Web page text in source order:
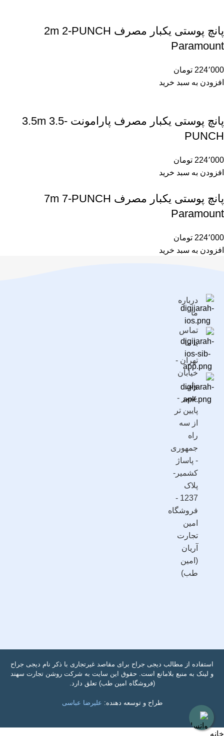
پانچ پوستی یکبار مصرف 2m 2-PUNCH
Paramount
224٬000 تومان
افزودن به سبد خرید
پانچ پوستی یکبار مصرف پارامونت 3.5m 3.5-
PUNCH
224٬000 تومان
افزودن به سبد خرید
پانچ پوستی یکبار مصرف 7m 7-PUNCH
Paramount
224٬000 تومان
افزودن به سبد خرید
درباره
ما
تماس
با ما
تهران -
خیابان
ولی
عصر -
پایین تر
از سه
راه
جمهوری
- پاساژ
کشمیر-
پلاک
1237 -
فروشگاه
امین
تجارت
آریان
(امین
طب)
استفاده از مطالب دیجی جراح برای مقاصد غیرتجاری با ذکر نام دیجی جراح
و لینک به منبع بلامانع است. حقوق این سایت به شرکت روشن تجارت سهند
(فروشگاه امین طب) تعلق دارد.
طراح و توسعه دهنده: علیرضا عباسی
خانه